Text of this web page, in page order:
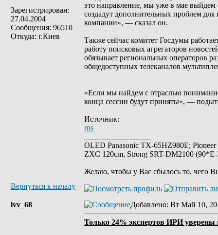
Зарегистрирован:
27.04.2004
Сообщения: 96510
Откуда: г.Киев
это направление, мы уже в мае выйдем
создадут дополнительных проблем
компании», — сказал он.
Также сейчас комитет Госдумы
работу поисковых агрегаторов
обязывает региональных операторов
общедоступных телеканалов
«Если мы найдем с отраслью
конца сессии будут приняты», —
Источник:
rns
OLED Panasonic TX-65HZ980E;
ZXC 120cm, Strong SRT-DM2100
Желаю, чтобы у Вас сбылось то, чего
Вернуться к началу
lvv_68 Добавлено: Вт Май 10,
Только 24% экспертов ИРИ